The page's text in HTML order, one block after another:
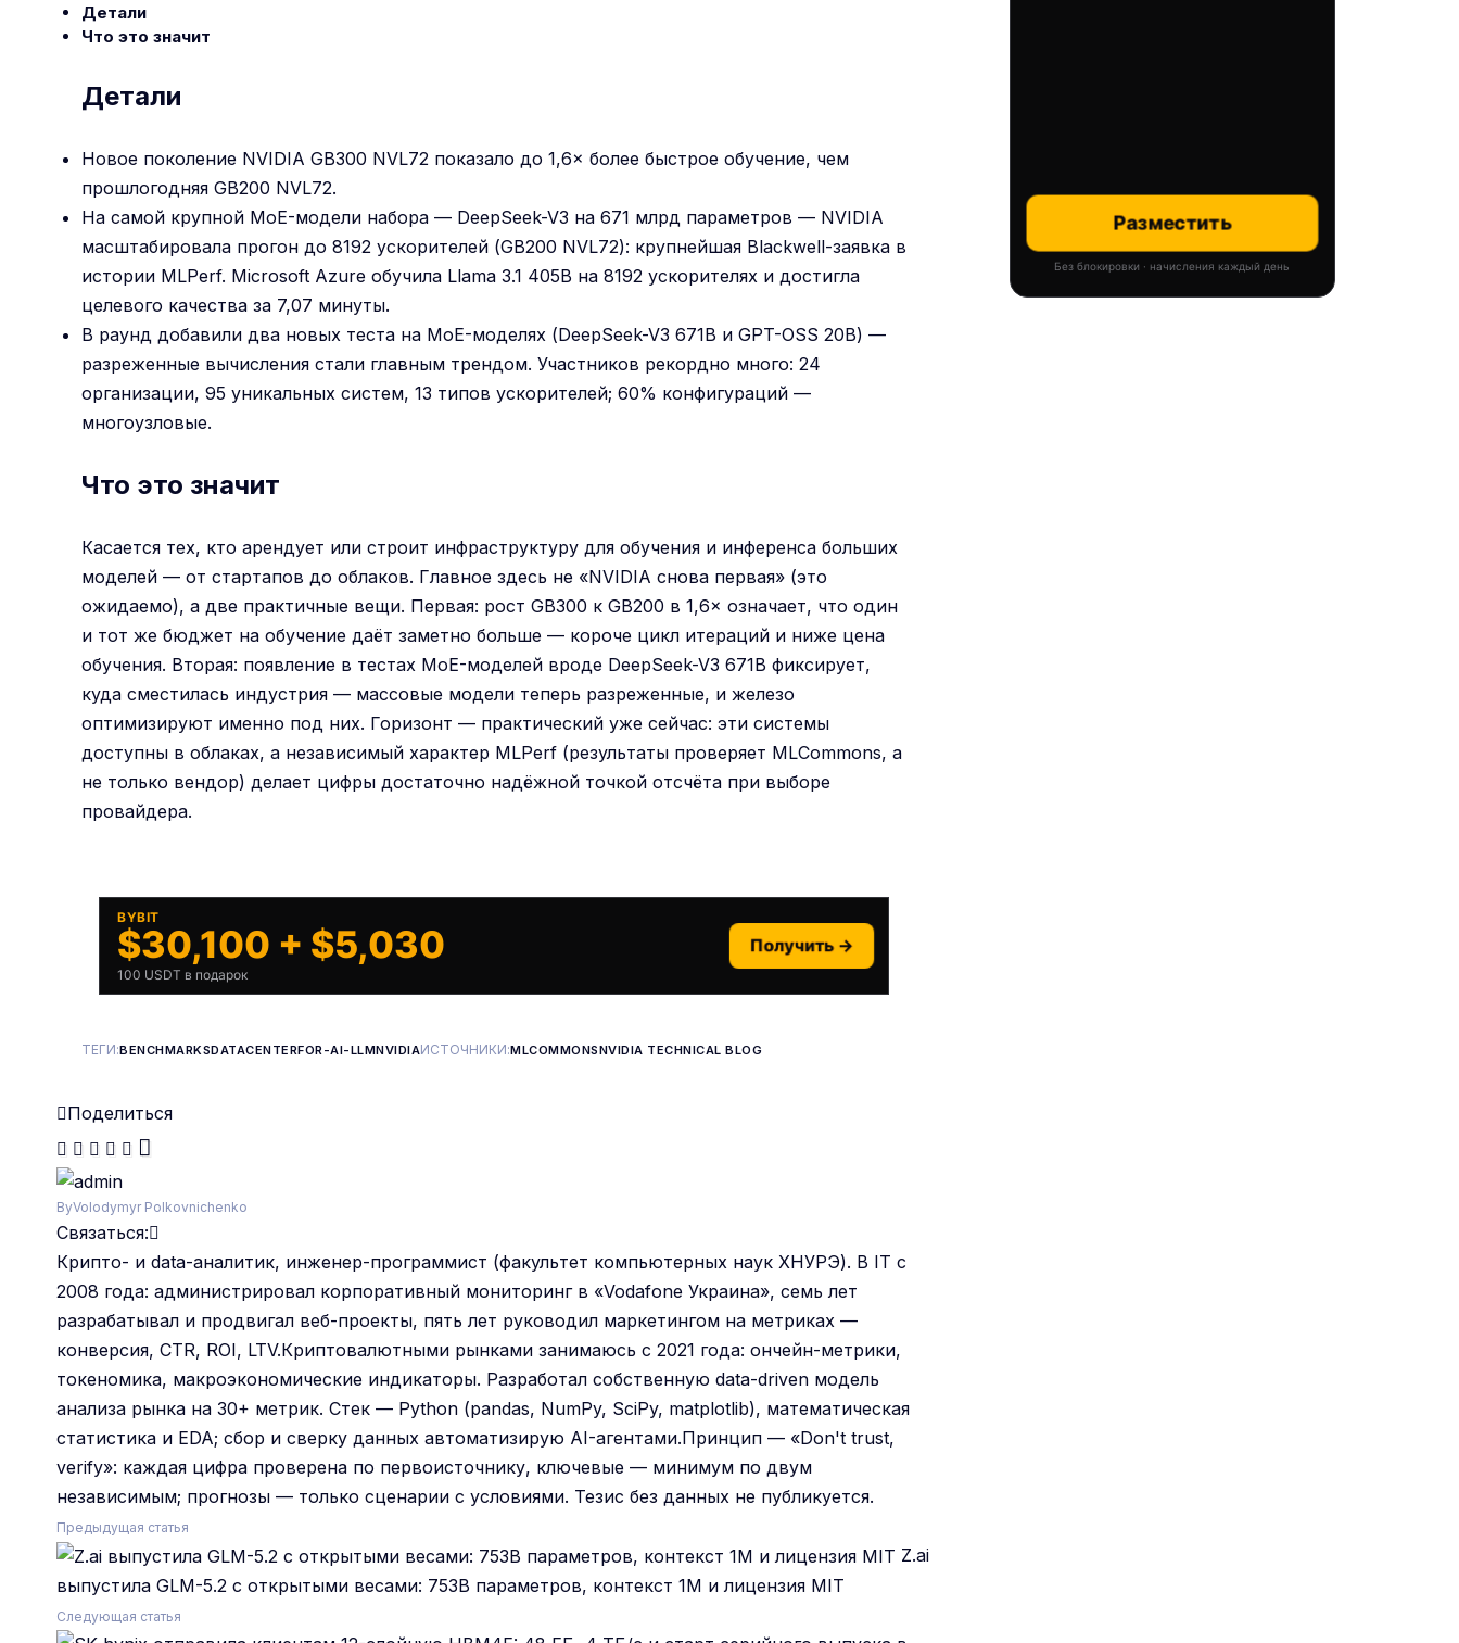
Детали
Что это значит
Детали
Новое поколение NVIDIA GB300 NVL72 показало до 1,6× более быстрое обучение, чем
прошлогодняя GB200 NVL72.
На самой крупной MoE-модели набора — DeepSeek-V3 на 671 млрд параметров — NVIDIA
масштабировала прогон до 8192 ускорителей (GB200 NVL72): крупнейшая Blackwell-заявка в
истории MLPerf. Microsoft Azure обучила Llama 3.1 405B на 8192 ускорителях и достигла
целевого качества за 7,07 минуты.
В раунд добавили два новых теста на MoE-моделях (DeepSeek-V3 671B и GPT-OSS 20B) —
разреженные вычисления стали главным трендом. Участников рекордно много: 24
организации, 95 уникальных систем, 13 типов ускорителей; 60% конфигураций —
многоузловые.
Что это значит
Касается тех, кто арендует или строит инфраструктуру для обучения и инференса больших
моделей — от стартапов до облаков. Главное здесь не «NVIDIA снова первая» (это
ожидаемо), а две практичные вещи. Первая: рост GB300 к GB200 в 1,6× означает, что один
и тот же бюджет на обучение даёт заметно больше — короче цикл итераций и ниже цена
обучения. Вторая: появление в тестах MoE-моделей вроде DeepSeek-V3 671B фиксирует,
куда сместилась индустрия — массовые модели теперь разреженные, и железо
оптимизируют именно под них. Горизонт — практический уже сейчас: эти системы
доступны в облаках, а независимый характер MLPerf (результаты проверяет MLCommons, а
не только вендор) делает цифры достаточно надёжной точкой отсчёта при выборе
провайдера.
BYBIT
$30,100 + $5,030
100 USDT в подарок
Получить →
ТЕГИ:BENCHMARKSDATACENTERFOR-AI-LLMNVIDIAИСТОЧНИКИ:MLCOMMONSNVIDIA TECHNICAL BLOG
Поделиться
ByVolodymyr Polkovnichenko
Связаться:
Крипто- и data-аналитик, инженер-программист (факультет компьютерных наук ХНУРЭ). В IT с
2008 года: администрировал корпоративный мониторинг в «Vodafone Украина», семь лет
разрабатывал и продвигал веб-проекты, пять лет руководил маркетингом на метриках —
конверсия, CTR, ROI, LTV.Криптовалютными рынками занимаюсь с 2021 года: ончейн-метрики,
токеномика, макроэкономические индикаторы. Разработал собственную data-driven модель
анализа рынка на 30+ метрик. Стек — Python (pandas, NumPy, SciPy, matplotlib), математическая
статистика и EDA; сбор и сверку данных автоматизирую AI-агентами.Принцип — «Don't trust,
verify»: каждая цифра проверена по первоисточнику, ключевые — минимум по двум
независимым; прогнозы — только сценарии с условиями. Тезис без данных не публикуется.
Предыдущая статья
Z.ai
выпустила GLM-5.2 с открытыми весами: 753B параметров, контекст 1M и лицензия MIT
Следующая статья
Разместить
Без блокировки · начисления каждый день